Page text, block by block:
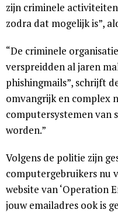
zijn criminele
zodra dat mogelijk is”,
“De criminele
verspreidden al jaren
phishingmails”, schrijft
omvangrijk en complex
computersystemen van
worden.”
Volgens de politie zijn
computergebruikers nu
website van ‘Operation
jouw emailadres ook is